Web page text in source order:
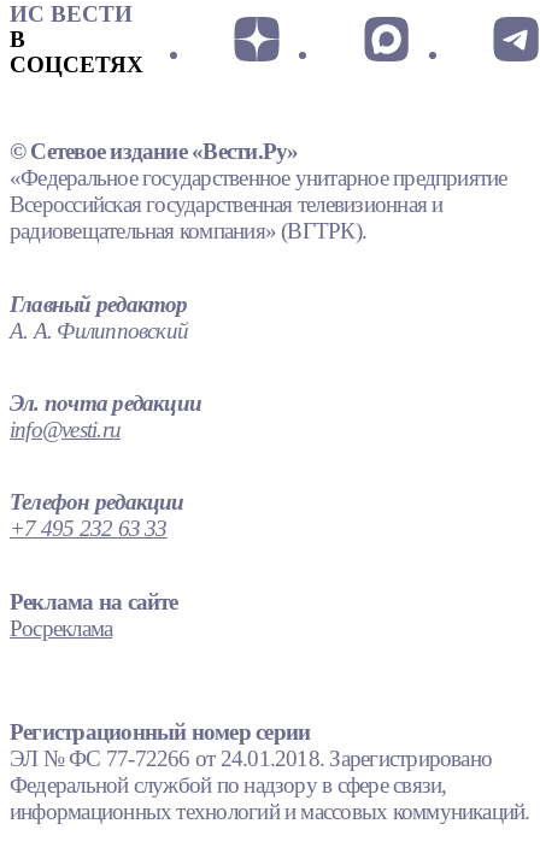
ИС ВЕСТИ
В
СОЦСЕТЯХ
© Сетевое издание «Вести.Ру»
«Федеральное государственное унитарное предприятие
Всероссийская государственная телевизионная и
радиовещательная компания» (ВГТРК).
Главный редактор
А. А. Филипповский
Эл. почта редакции
info@vesti.ru
Телефон редакции
+7 495 232 63 33
Реклама на сайте
Росреклама
Регистрационный номер серии
ЭЛ № ФС 77-72266 от 24.01.2018. Зарегистрировано
Федеральной службой по надзору в сфере связи,
информационных технологий и массовых коммуникаций.